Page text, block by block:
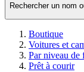
Rechercher un nom
Boutique
Voitures et
Par niveau de
Prêt à courir